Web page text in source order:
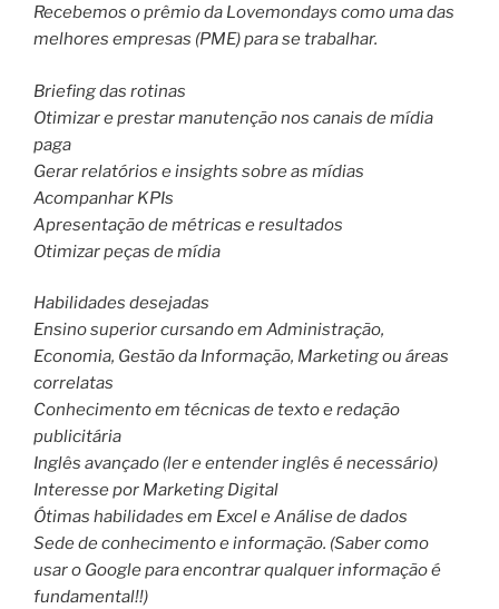
Recebemos o prêmio da Lovemondays como uma das
melhores empresas (PME) para se trabalhar.
Briefing das rotinas
Otimizar e prestar manutenção nos canais de mídia
paga
Gerar relatórios e insights sobre as mídias
Acompanhar KPIs
Apresentação de métricas e resultados
Otimizar peças de mídia
Habilidades desejadas
Ensino superior cursando em Administração,
Economia, Gestão da Informação, Marketing ou áreas
correlatas
Conhecimento em técnicas de texto e redação
publicitária
Inglês avançado (ler e entender inglês é necessário)
Interesse por Marketing Digital
Ótimas habilidades em Excel e Análise de dados
Sede de conhecimento e informação. (Saber como
usar o Google para encontrar qualquer informação é
fundamental!!)